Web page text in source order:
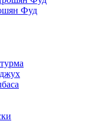
Фуд